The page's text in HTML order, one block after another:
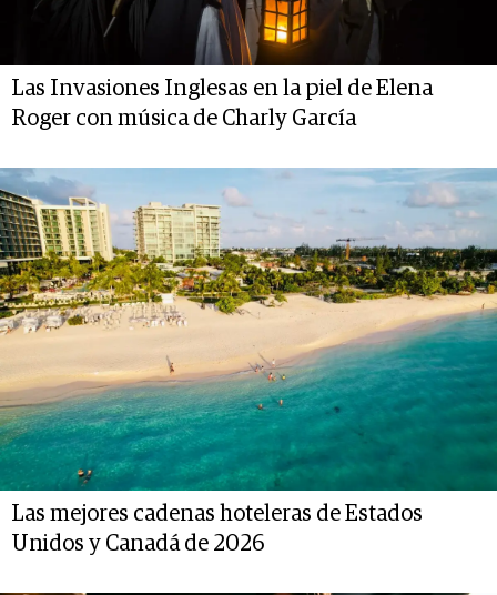
Las Invasiones Inglesas en la piel de Elena
Roger con música de Charly García
Las mejores cadenas hoteleras de Estados
Unidos y Canadá de 2026